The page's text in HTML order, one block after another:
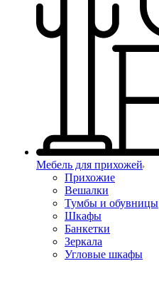
Мебель для прихожей
Прихожие
Вешалки
Тумбы и обувницы
Шкафы
Банкетки
Зеркала
Угловые шкафы